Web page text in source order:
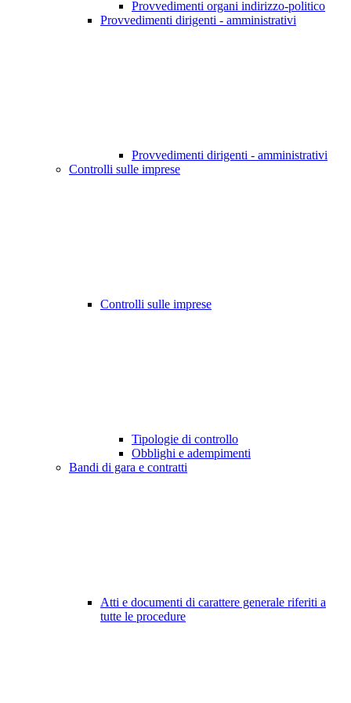
Provvedimenti organi indirizzo-politico
Provvedimenti dirigenti - amministrativi
Provvedimenti dirigenti - amministrativi
Controlli sulle imprese
Controlli sulle imprese
Tipologie di controllo
Obblighi e adempimenti
Bandi di gara e contratti
Atti e documenti di carattere generale riferiti a
tutte le procedure